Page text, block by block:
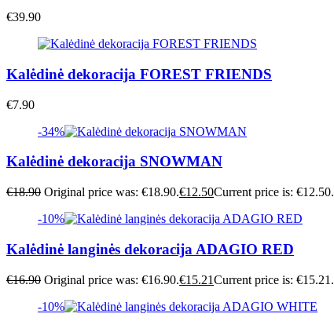
€39.90
Kalėdinė dekoracija FOREST FRIENDS
€7.90
-34%
Kalėdinė dekoracija SNOWMAN
€18.90 Original price was: €18.90.€12.50Current price is: €12.50.
-10%
Kalėdinė langinės dekoracija ADAGIO RED
€16.90 Original price was: €16.90.€15.21Current price is: €15.21.
-10%